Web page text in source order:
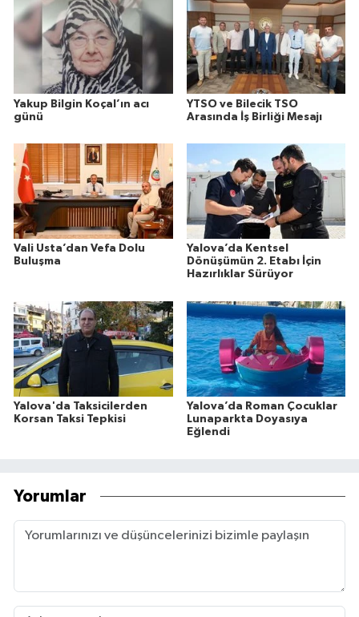
Yakup Bilgin Koçal’ın acı
günü
YTSO ve Bilecik TSO
Arasında İş Birliği Mesajı
Vali Usta’dan Vefa Dolu
Buluşma
Yalova’da Kentsel
Dönüşümün 2. Etabı İçin
Hazırlıklar Sürüyor
Yalova'da Taksicilerden
Korsan Taksi Tepkisi
Yalova’da Roman Çocuklar
Lunaparkta Doyasıya
Eğlendi
Yorumlar